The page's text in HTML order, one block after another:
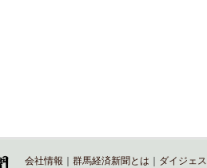
会社情報 群馬経済新聞とは
ダイジェ